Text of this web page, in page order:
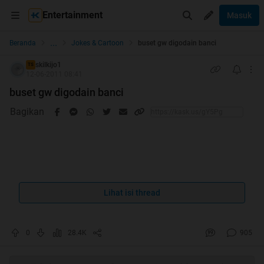
Entertainment Masuk
Beranda ... Jokes & Cartoon buset gw digodain banci
TS skilkijo1
buset gw digodain banci
Bagikan
Lihat isi thread
28.4K 905